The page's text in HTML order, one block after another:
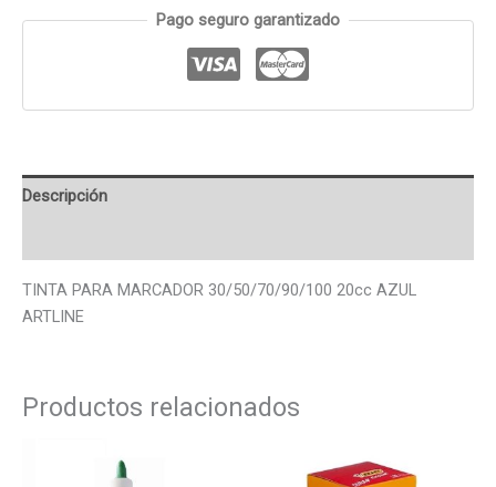
Pago seguro garantizado
Descripción
TINTA PARA MARCADOR 30/50/70/90/100 20cc AZUL
ARTLINE
Productos relacionados